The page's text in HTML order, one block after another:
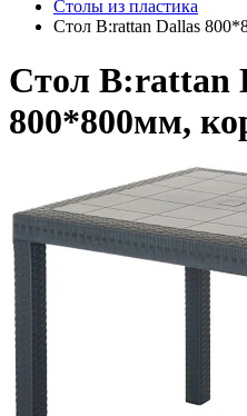
Столы из пластика
Стол B:rattan Dallas
Стол B:rattan
800*800мм,